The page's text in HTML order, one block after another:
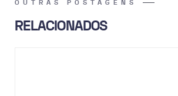
OUTRAS POSTAGENS
RELACIONADOS